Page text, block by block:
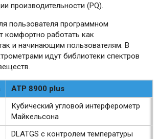
производительности (PQ).
пользователя программном
комфортно работать как
и начинающим пользователям. В
идут библиотеки спектров
ATP 8900 plus
Кубический угловой интерферометр
Майкельсона
DLATGS с контролем температуры